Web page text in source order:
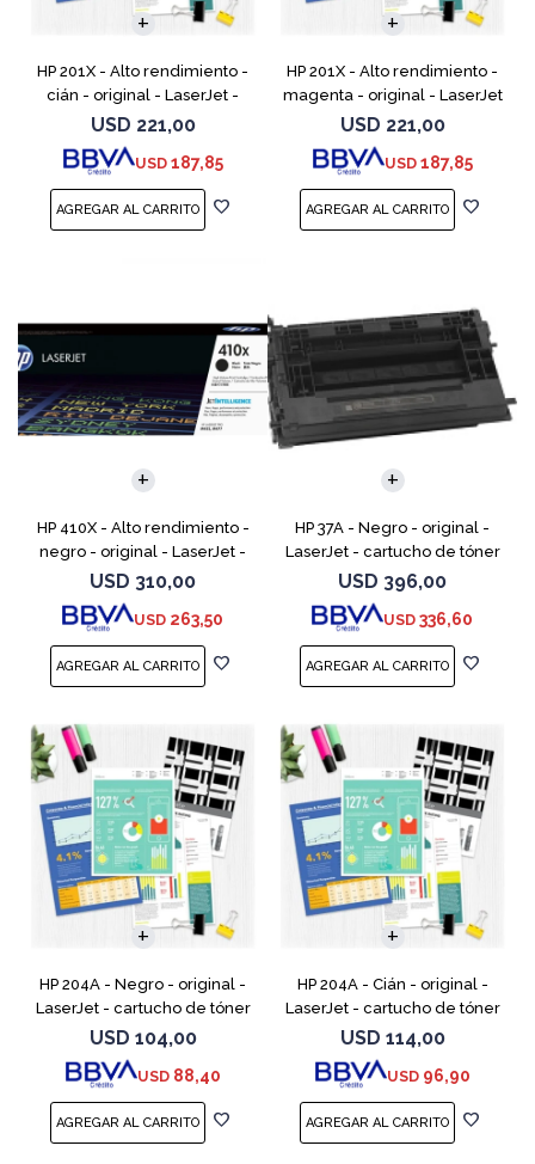
HP 201X - Alto rendimiento -
cián - original - LaserJet -
cartucho de tóner (CF401X) -
para Color LaserJet Pro
M252dn, M252dw, M
USD 221,00
USD 187,85
HP 201X - Alto rendimiento -
magenta - original - LaserJet
- cartucho de tóner (CF403X)
- para Color LaserJet Pro
M252dn, M252dw
USD 221,00
USD 187,85
HP 410X - Alto rendimiento -
negro - original - LaserJet -
cartucho de tóner (CF410X) -
para Color LaserJet Pro M452,
MFP M377,
USD 310,00
USD 263,50
HP 37A - Negro - original -
LaserJet - cartucho de tóner
(CF237A) - para LaserJet
Managed MFP E62555;
LaserJet Managed Flow MFP
USD 396,00
USD 336,60
HP 204A - Negro - original -
LaserJet - cartucho de tóner
(CF510A) - para Color
LaserJet Pro M154a, M154nw,
MFP M180n, MFP M180n
USD 104,00
USD 88,40
HP 204A - Cián - original -
LaserJet - cartucho de tóner
(CF511A) - para Color LaserJet
Pro M154a, M154nw, MFP
M180n, MFP M180nw
USD 114,00
USD 96,90